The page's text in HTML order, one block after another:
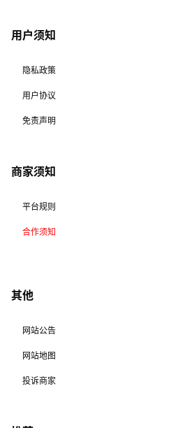
用户须知
隐私政策
用户协议
免责声明
商家须知
平台规则
合作须知
其他
网站公告
网站地图
投诉商家